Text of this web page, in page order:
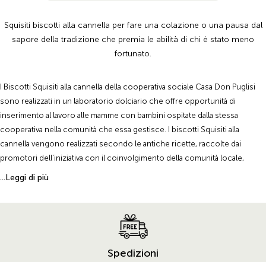
Squisiti biscotti alla cannella per fare una colazione o una pausa dal
sapore della tradizione che premia le abilità di chi è stato meno
fortunato.
I Biscotti Squisiti alla cannella della cooperativa sociale Casa Don Puglisi
sono realizzati in un laboratorio dolciario che offre opportunità di
inserimento al lavoro alle mamme con bambini ospitate dalla stessa
cooperativa nella comunità che essa gestisce. I biscotti Squisiti alla
cannella vengono realizzati secondo le antiche ricette, raccolte dai
promotori dell'iniziativa con il coinvolgimento della comunità locale,
rispettando sapori e tradizioni. Con la fragranza della cannella, tipica della
ottimi per la prima colazione, per accompagnare un tè o una tisana o per
realizzare un dolce con farcitura di crema o cioccolato.
...Leggi di più
Spedizioni